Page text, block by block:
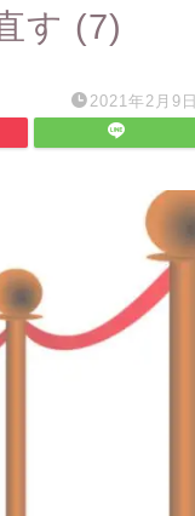
す (7)
2021年2月9日